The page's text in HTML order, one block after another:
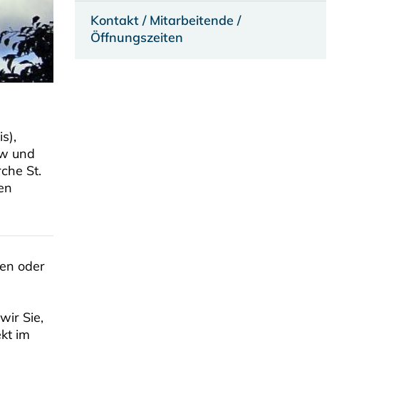
und
St.
oder
Sie,
im
Kontakt / Mitarbeitende /
Öffnungszeiten